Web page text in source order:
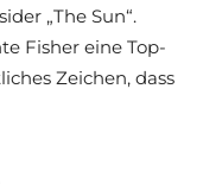
„The Sun“.
Fisher eine Top-
Zeichen, dass